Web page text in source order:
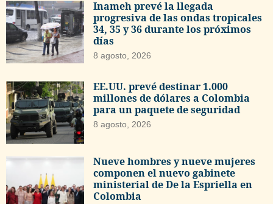
Inameh prevé la llegada
progresiva de las ondas tropicales
34, 35 y 36 durante los próximos
días
8 agosto, 2026
EE.UU. prevé destinar 1.000
millones de dólares a Colombia
para un paquete de seguridad
8 agosto, 2026
Nueve hombres y nueve mujeres
componen el nuevo gabinete
ministerial de De la Espriella en
Colombia